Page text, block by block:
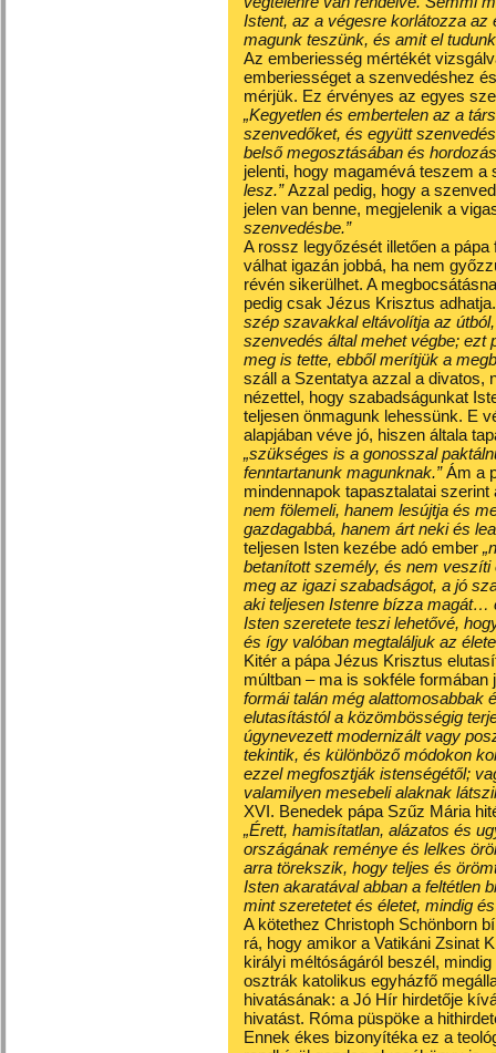
Istent, az a végesre korlátozza az
magunk teszünk, és amit el
Az emberiesség mértékét
emberiességet a szenvedéshez
mérjük. Ez érvényes az egyes
„Kegyetlen és embertelen az a
szenvedőket, és együtt
belső megosztásában és
jelenti, hogy magamévá teszem
lesz.”Azzal pedig, hogy a
jelen van benne, megjelenik a
szenvedésbe.”
A rossz legyőzését illetően a
válhat igazán jobbá, ha nem
révén sikerülhet. A
pedig csak Jézus Krisztus
szép szavakkal eltávolítja az
szenvedés által mehet végbe; ezt
meg is tette, ebből merítjük a
száll a Szentatya azzal a divatos,
nézettel, hogy szabadságunkat
teljesen önmagunk lehessünk. E
alapjában véve jó, hiszen általa
„szükséges is a gonosszal
fenntartanunk magunknak.”Ám a
mindennapok tapasztalatai
nem fölemeli, hanem lesújtja és
gazdagabbá, hanem árt neki és
teljesen Isten kezébe adó ember
betanított személy, és nem
meg az igazi szabadságot, a jó
aki teljesen Istenre bízza magát…
Isten szeretete teszi lehetővé,
és így valóban megtaláljuk az
Kitér a pápa Jézus Krisztus
múltban – ma is sokféle formában
formái talán még alattomosabbak
elutasítástól a közömbösségig
úgynevezett modernizált vagy
tekintik, és különböző módokon
ezzel megfosztják istenségétől;
valamilyen mesebeli alaknak
XVI. Benedek pápa Szűz Mária
„Érett, hamisítatlan, alázatos és
országának reménye és lelkes
arra törekszik, hogy teljes és
Isten akaratával abban a feltétlen
mint szeretetet és életet, mindig
A kötethez Christoph Schönborn
rá, hogy amikor a Vatikáni Zsinat
királyi méltóságáról beszél,
osztrák katolikus egyházfő
hivatásának: a Jó Hír hirdetője
hivatást. Róma püspöke a
Ennek ékes bizonyítéka ez a